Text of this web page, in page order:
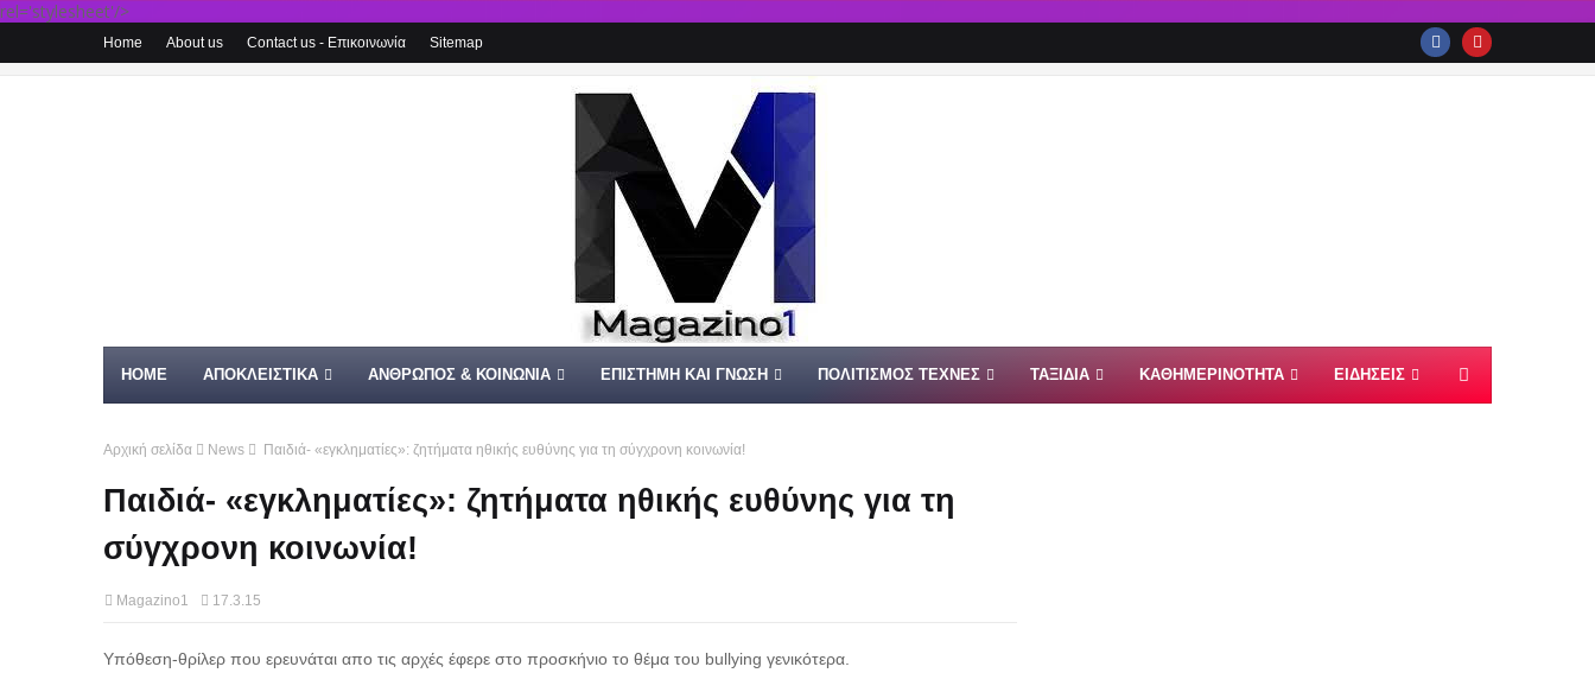
rel='stylesheet'/>
Home About us Contact us - Επικοινωνία Sitemap
HOME ΑΠΟΚΛΕΙΣΤΙΚΑ ΑΝΘΡΩΠΟΣ & ΚΟΙΝΩΝΙΑ ΕΠΙΣΤΗΜΗ ΚΑΙ ΓΝΩΣΗ ΠΟΛΙΤΙΣΜΟΣ ΤΕΧΝΕΣ ΤΑΞΙΔΙΑ ΚΑΘΗΜΕΡΙΝΟΤΗΤΑ ΕΙΔΗΣΕΙΣ
Αρχική σελίδα News Παιδιά- «εγκληματίες»: ζητήματα ηθικής ευθύνης για τη σύγχρονη κοινωνία!
Παιδιά- «εγκληματίες»: ζητήματα ηθικής ευθύνης για τη
σύγχρονη κοινωνία!
Magazino1 17.3.15
Υπόθεση-θρίλερ που ερευνάται απο τις αρχές έφερε στο προσκήνιο το θέμα του bullying γενικότερα.